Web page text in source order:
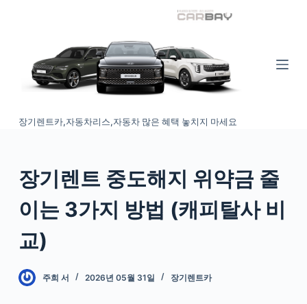
c장기렌트카,자동차리스,자동차 많은 혜택 놓치지 마세요
장기렌트 중도해지 위약금 줄
이는 3가지 방법 (캐피탈사 비
교)
주희 서 2026년 05월 31일 장기렌트카